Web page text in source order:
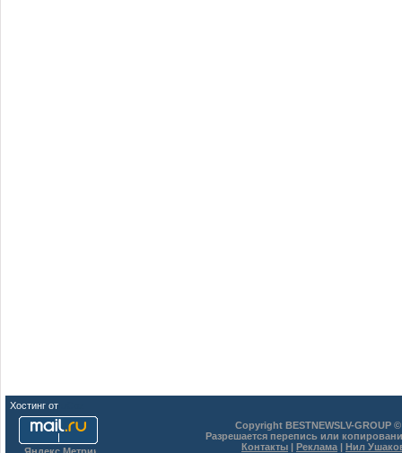
Хостинг от
Copyright BESTNEWSLV-GROUP
Разрешается перепись или
Контакты | Реклама | Нил